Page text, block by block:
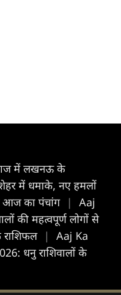
में लखनऊ के
में धमाके, नए हमलों
आज का पंचांग |
Aaj
की महत्वपूर्ण लोगों से
|
Aaj Ka
धनु राशिवालों के